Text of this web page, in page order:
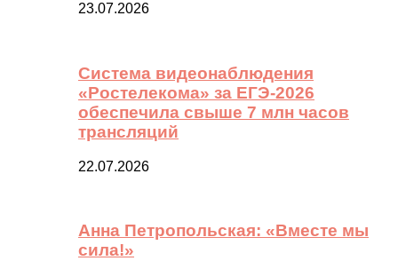
23.07.2026
Система видеонаблюдения
«Ростелекома» за ЕГЭ-2026
обеспечила свыше 7 млн часов
трансляций
22.07.2026
Анна Петропольская: «Вместе мы
сила!»